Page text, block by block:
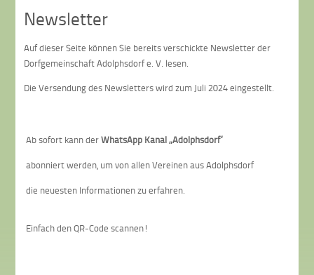
Newsletter
Auf dieser Seite können Sie bereits verschickte Newsletter der
Dorfgemeinschaft Adolphsdorf e. V. lesen.
Die Versendung des Newsletters wird zum Juli 2024 eingestellt.
Ab sofort kann derWhatsApp Kanal „Adolphsdorf“
abonniert werden, um von allen Vereinen aus Adolphsdorf
die neuesten Informationen zu erfahren.
Einfach den QR-Code scannen!